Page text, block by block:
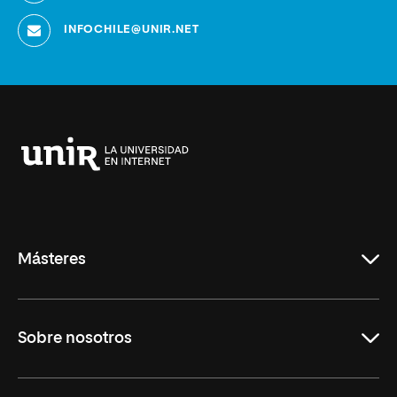
INFOCHILE@UNIR.NET
Másteres
Derecho
Sobre nosotros